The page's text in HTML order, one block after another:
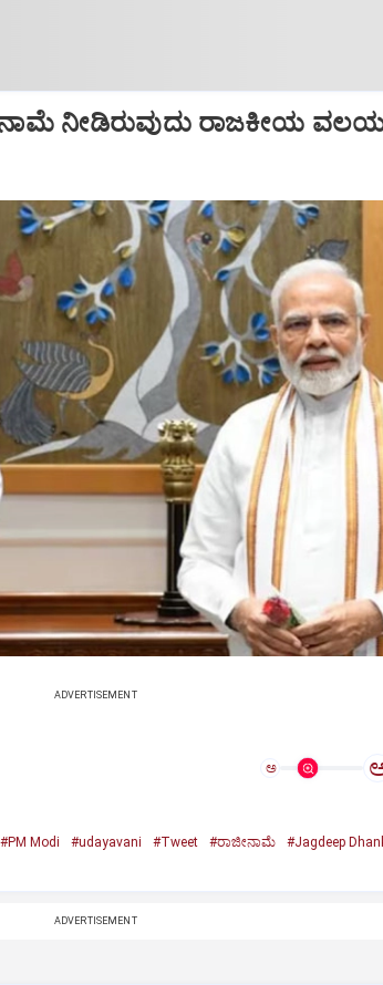
ನೀಡಿರುವುದು ರಾಜಕೀಯ
ADVERTISEMENT
ಅ
#PM Modi #udayavani #Tweet #ರಾಜೀನಾಮೆ
#Jagdeep
ADVERTISEMENT